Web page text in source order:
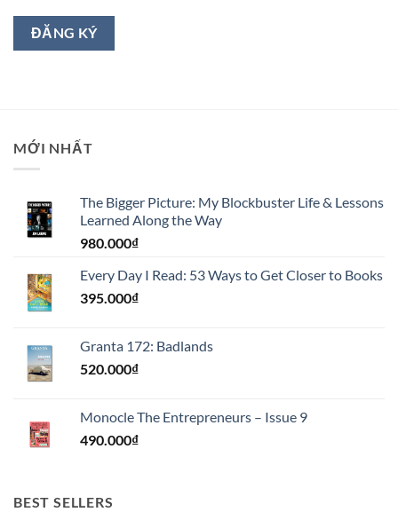
ĐĂNG KÝ
MỚI NHẤT
The Bigger Picture: My Blockbuster Life & Lessons
Learned Along the Way
980.000₫
Every Day I Read: 53 Ways to Get Closer to Books
395.000₫
Granta 172: Badlands
520.000₫
Monocle The Entrepreneurs – Issue 9
490.000₫
BEST SELLERS